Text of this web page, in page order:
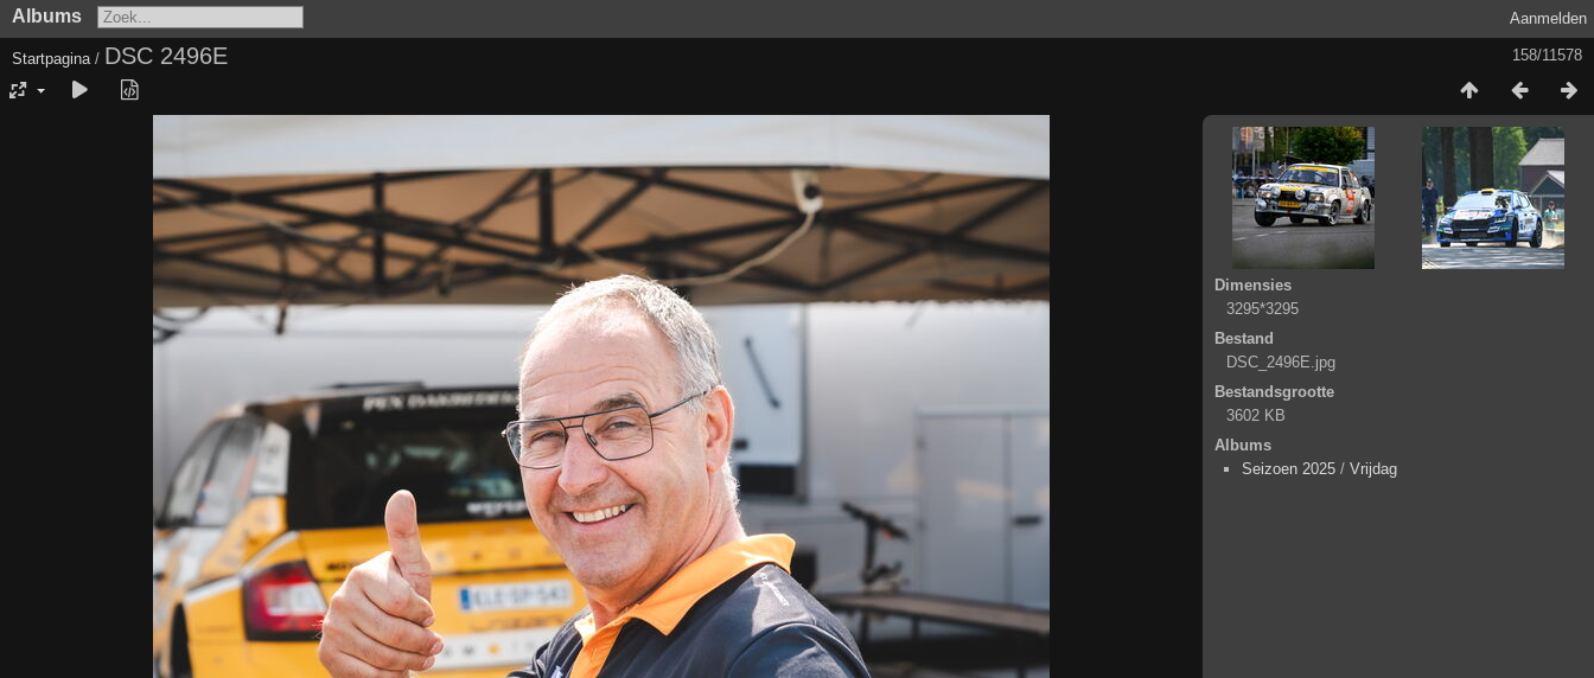
Albums Aanmelden
158/11578
Startpagina/ DSC 2496E
Dimensies
3295*3295
Bestand
DSC_2496E.jpg
Bestandsgrootte
3602 KB
Albums
Seizoen 2025 / Vrijdag